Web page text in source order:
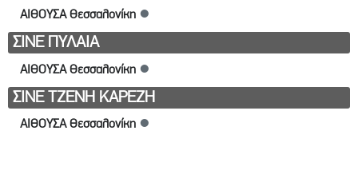
ΑΙΘΟΥΣΑ Θεσσαλονίκη ●
ΣΙΝΕ ΠΥΛΑΙΑ
ΑΙΘΟΥΣΑ Θεσσαλονίκη ●
ΣΙΝΕ ΤΖΕΝΗ ΚΑΡΕΖΗ
ΑΙΘΟΥΣΑ Θεσσαλονίκη ●